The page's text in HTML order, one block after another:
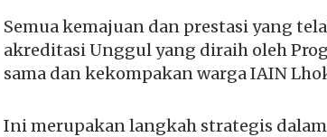
Semua kemajuan dan prestasi yang
akreditasi Unggul yang diraih oleh
sama dan kekompakan warga IAIN
Ini merupakan langkah strategis